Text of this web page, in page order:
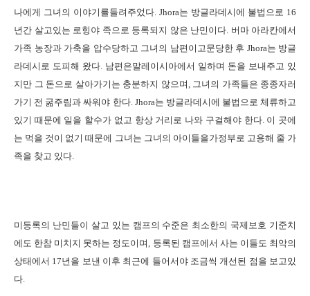
나에게 그녀의 이야기를들려주었다. Jhora는 방글라데시에 불법으로 16
년간 살고있는 로힝야 족으로 등록되지 않은 난민이다. 버마 아라칸에서
가족 농장과 가축을 압수당하고 그녀의 남편이고문당한 후 Jhora는 방글
라데시로 도피해 왔다. 남편은말레이시아에서 일하며 돈을 보내주고 있
지만 그 돈으로 살아가기는 충분하지 않으며, 그녀의 가족들은 종종자러
가기 전 굶주림과 싸워야 한다. Jhora는 방글라데시에 불법으로 체류하고
있기 때문에 일을 할수가 없고 항상 거리로 나와 구걸해야 한다. 이 곳에
는 먹을 것이 없기 때문에 그녀는 그녀의 아이들을가정부로 고용해 줄 가
족을 찾고 있다.
미등록의 난민들이 살고 있는 캠프의 수준은 최소한의 국제보호 기준치
에도 한참 미치지 못하는 정도이며, 등록된 캠프에서 사는 이들도 최악의
상태에서 17년을 보낸 이후 최근에 들어서야 조금씩 개선된 점을 보고있
다.